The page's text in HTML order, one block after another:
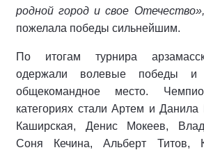
родной город и свое
пожелала победы сильнейшим.
По итогам турнира
одержали волевые победы и
общекомандное место.
категориях стали Артем и
Каширская, Денис Мокеев,
Соня Кечина, Альберт Титов,